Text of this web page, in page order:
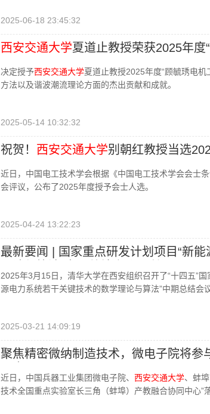
2025-06-18 23:45:32
西安交通大学夏道止教授荣获2025年度
决定授予西安交通大学夏道止教授2025年度“顾毓琇电
方法以及谐波潮流理论方面的杰出贡献和成就。
2025-05-14 10:32:32
祝贺！ 西安交通大学别朝红教授当选
近日，中国电工技术学会根据《中国电工技术学会会士
会评议，公布了2025年度授予会士人选。
2025-04-24 13:22:23
最新要闻 | 国家重点研发计划项目“新
2025年3月15日，清华大学在西安组织召开了“十四五”
源电力系统若干关键技术的数学理论与算法”中期总结会议
2025-03-21 14:09:19
聚焦精密微纳制造技术，微电子院将
近日，中国兵器工业集团微电子院、 西安交通大学、蚌
技术全国重点实验室长三角（蚌埠）产教融合协同中心”